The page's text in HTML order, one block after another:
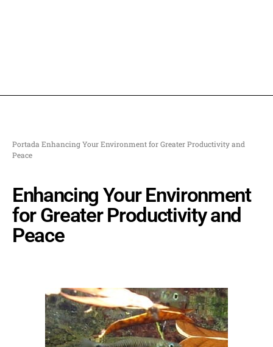
Portada Enhancing Your Environment for Greater Productivity and
Peace
Enhancing Your Environment
for Greater Productivity and
Peace